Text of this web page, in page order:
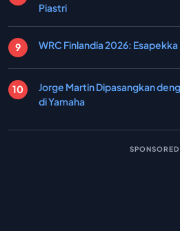
Piastri
WRC Finlandia 2026:
Jorge Martin Dipasangkan
di Yamaha
SPONSORED